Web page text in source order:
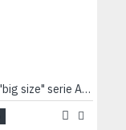
Biglietti "big size" serie ARTISTS 4pz